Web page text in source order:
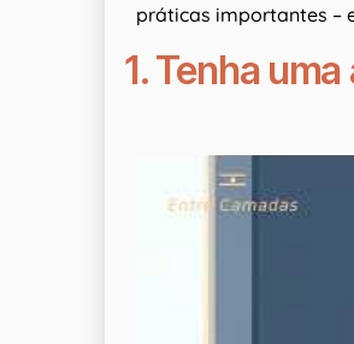
práticas importantes –
1. Tenha